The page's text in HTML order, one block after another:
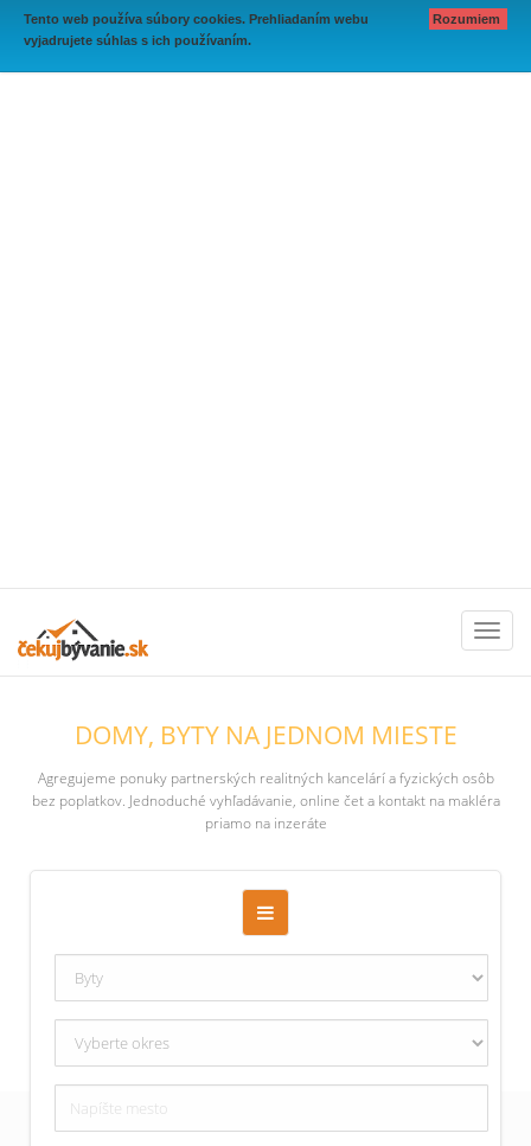
Tento web používa súbory cookies. Prehliadaním webu
vyjadrujete súhlas s ich používaním.
Rozumiem
DOMY, BYTY NA JEDNOM MIESTE
Agregujeme ponuky partnerských realitných kancelárí a fyzických osôb
bez poplatkov. Jednoduché vyhľadávanie, online čet a kontakt na makléra
priamo na inzeráte